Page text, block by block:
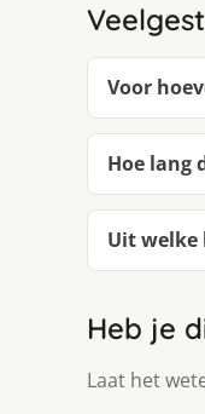
Voor
Hoe lang
Uit welke
Heb je
Laat het